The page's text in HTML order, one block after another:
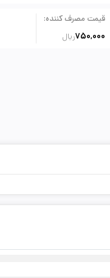
قیمت مصرف کننده:
750,000ریال